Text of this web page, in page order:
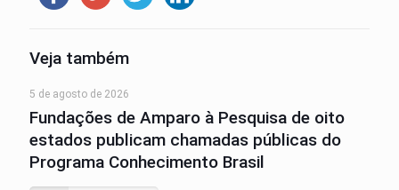
Veja também
5 de agosto de 2026
Fundações de Amparo à Pesquisa de oito
estados publicam chamadas públicas do
Programa Conhecimento Brasil